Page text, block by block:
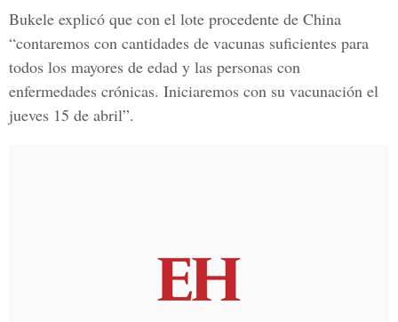
Bukele explicó que con el lote procedente de China
“contaremos con cantidades de vacunas suficientes para
todos los mayores de edad y las personas con
enfermedades crónicas. Iniciaremos con su vacunación el
jueves 15 de abril”.